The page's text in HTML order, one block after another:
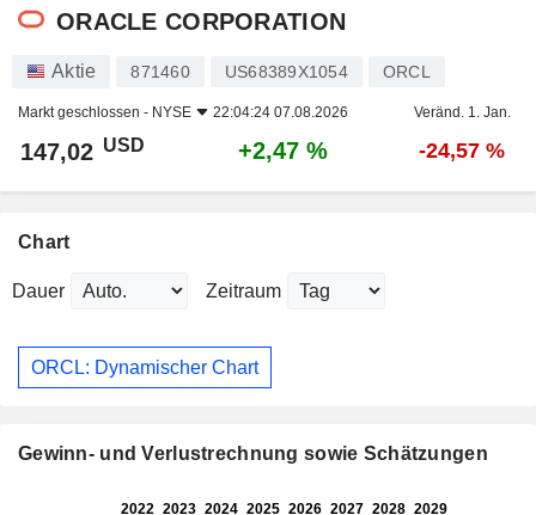
ORACLE CORPORATION
Aktie 871460 US68389X1054 ORCL
Markt geschlossen - NYSE 22:04:24 07.08.2026 Veränd. 1. Jan.
147,02 USD +2,47 % -24,57 %
Chart
Dauer Zeitraum
ORCL: Dynamischer Chart
Gewinn- und Verlustrechnung sowie Schätzungen